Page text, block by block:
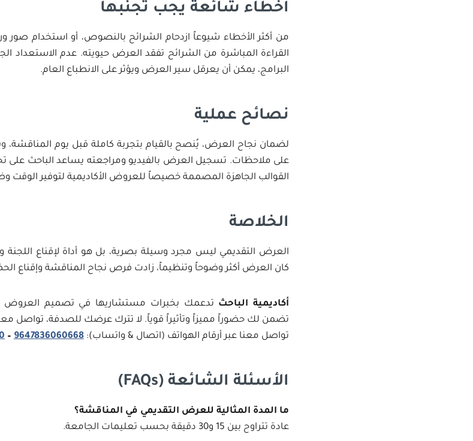
أخطاء شائعة يجب تجنبها
من أكثر الأخطاء شيوعاً ازدحام الشرائح بالنصوص، أو استخدام صور
القراءة المباشرة من الشرائح تفقد العرض حيويته. عدم الاستعداد
البرامج، يمكن أن يعرقل سير العرض ويؤثر على الانطباع العام.
نصائح عملية
لضمان نجاح العرض، يُنصح بالقيام بتجربة كاملة قبل يوم المناقشة،
على ملاحظات. تسجيل العرض بالفيديو ومراجعته يساعد الباحث على
القوالب الجاهزة المصممة خصيصاً للعروض الأكاديمية لتوفير الوقت
الخلاصة
العرض التقديمي ليس مجرد وسيلة بصرية، بل هو أداة لإقناع اللجنة
كان العرض أكثر وضوحاً وتنظيماً، زادت فرص نجاح المناقشة وإقناع
أكاديمية الباحث تدعمك بخبرات مستشاريها في تصميم العروض
تضمن لك حضوراً مميزاً وتأثيراً قوياً. لا تترك عرضك للصدفة، تواصل
تواصل معنا عبر أرقام الهواتف (اتصال & واتساب): 9647836060668
–
الأسئلة الشائعة (FAQs)
ما المدة المثالية للعرض التقديمي في المناقشة؟
عادة تتراوح بين 15 و30 دقيقة بحسب تعليمات الجامعة.